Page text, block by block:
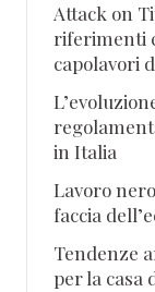
Attack on
riferimenti
capolavori
in Italia
Lavoro
faccia
Tendenze
per la casa